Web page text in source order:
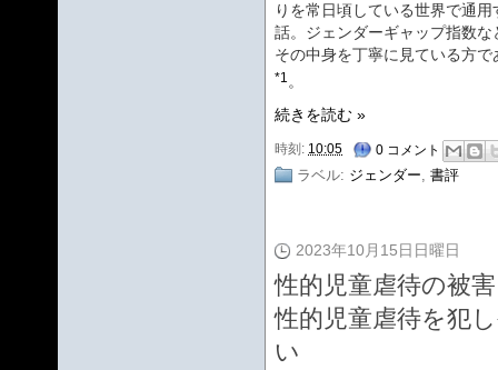
りを常日頃している世界で通用
話。ジェンダーギャップ指数な
その中身を丁寧に見ている方で
*1 。
続きを読む »
時刻: 10:05 0 コメント
ラベル: ジェンダー, 書評
2023年10月15日日曜日
性的児童虐待の被
性的児童虐待を犯
い